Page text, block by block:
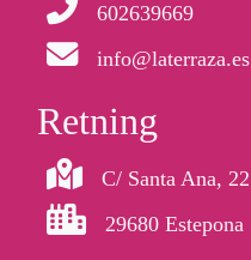
602639669
info@laterraza.es
Retning
C/ Santa Ana, 22
29680 Estepona